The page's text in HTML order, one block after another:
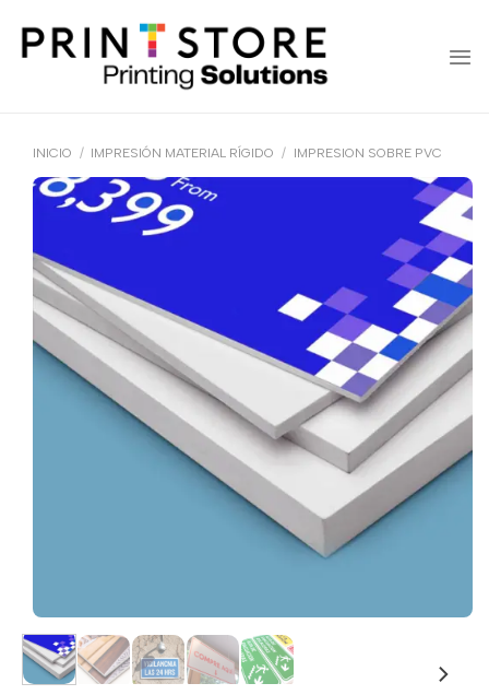
contenido
INICIO / IMPRESIÓN MATERIAL RÍGIDO / IMPRESION SOBRE PVC